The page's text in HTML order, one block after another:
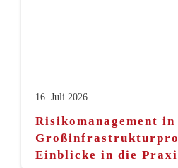
16. Juli 2026
Risikomanagement in
Einblicke in die